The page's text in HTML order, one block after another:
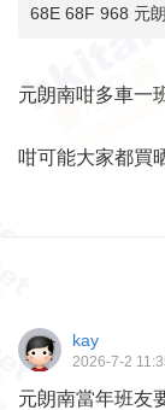
68E 68F 968 元
元朗南咁多車一
咁可能大家都買
kay
2026-7-2
元朗南當年班友